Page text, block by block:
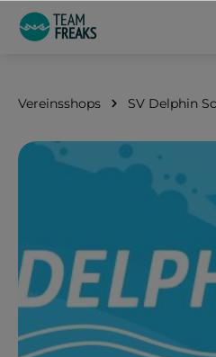
springen
Vereinsshops SV Delphin